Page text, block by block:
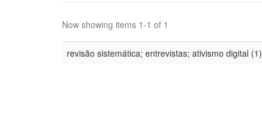
Now showing items 1-1 of 1
revisão sistemática; entrevistas; ativismo digital (1)